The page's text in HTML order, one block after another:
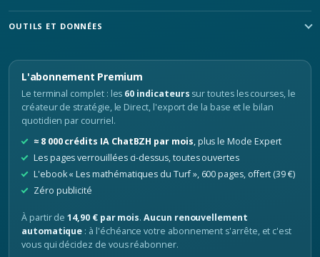
OUTILS ET DONNÉES
L'abonnement Premium
Le terminal complet : les 60 indicateurs sur toutes les courses, le
créateur de stratégie, le Direct, l'export de la base et le bilan
quotidien par courriel.
≈ 8 000 crédits IA ChatBZH par mois, plus le Mode Expert
Les pages verrouillées ci-dessus, toutes ouvertes
L'ebook « Les mathématiques du Turf », 600 pages, offert (39 €)
Zéro publicité
À partir de14,90 € par mois.Aucun renouvellement
automatique : à l'échéance votre abonnement s'arrête, et c'est
vous qui décidez de vous réabonner.